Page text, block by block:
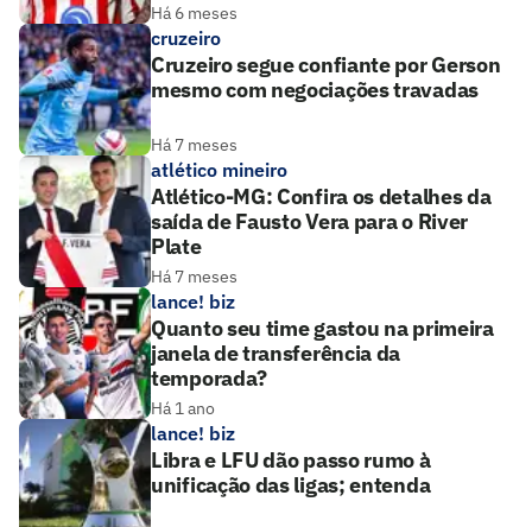
Há 6 meses
cruzeiro
Cruzeiro segue confiante por Gerson
mesmo com negociações travadas
Há 7 meses
atlético mineiro
Atlético-MG: Confira os detalhes da
saída de Fausto Vera para o River
Plate
Há 7 meses
lance! biz
Quanto seu time gastou na primeira
janela de transferência da
temporada?
Há 1 ano
lance! biz
Libra e LFU dão passo rumo à
unificação das ligas; entenda